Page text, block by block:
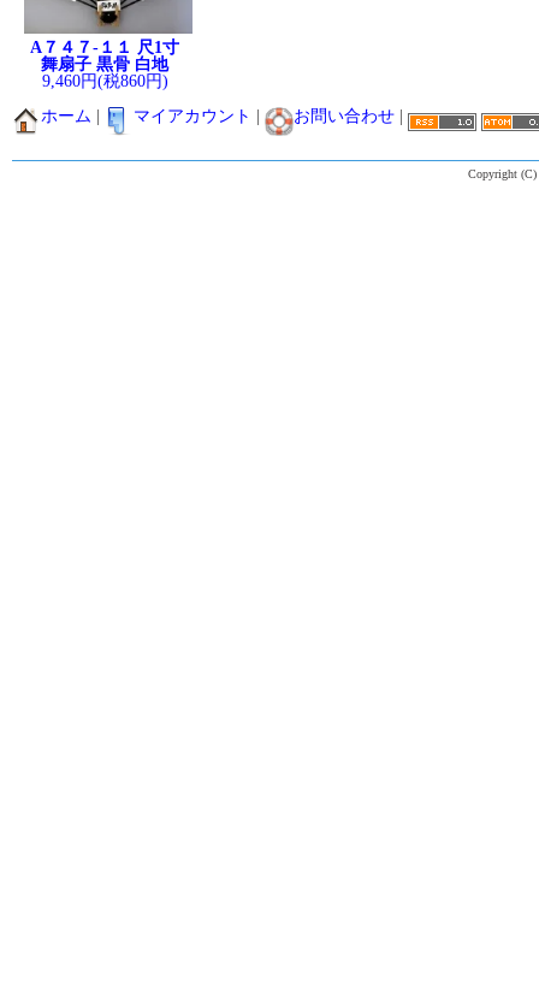
A７４７-１１ 尺1寸
舞扇子 黒骨 白地
9,460円(税860円)
ホーム マイアカウント お問い合わせ
Copyright (C)